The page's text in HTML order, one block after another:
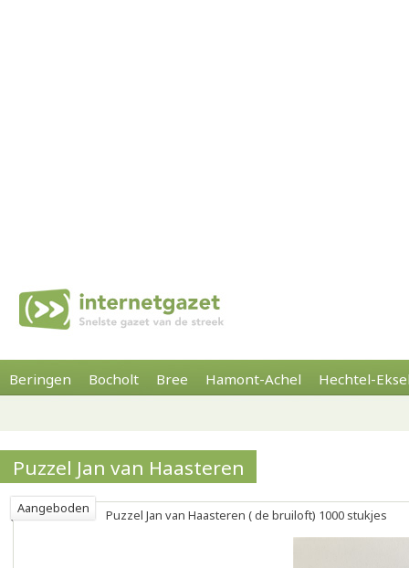
Beringen Bocholt Bree Hamont-Achel Hechtel-
Puzzel Jan van Haasteren
Aangeboden Puzzel Jan van Haasteren ( de bruiloft) 1000 stukjes